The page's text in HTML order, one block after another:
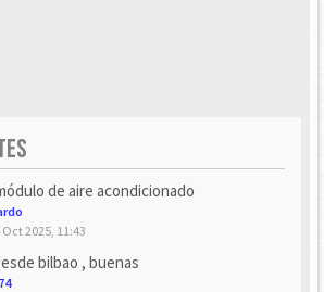
de aire acondicionado
2025, 11:43
bilbao , buenas